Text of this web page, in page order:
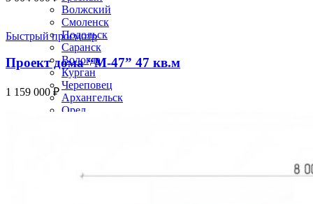
Волжский
Смоленск
Подольск
Саранск
Вологда
Курган
Череповец
Архангельск
Орел
Мурманск
Быстрый просмотр
Проект дома “М-47” 47 кв.м
1 159 000₽